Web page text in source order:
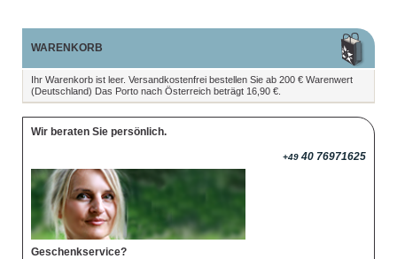
WARENKORB
Ihr Warenkorb ist leer. Versandkostenfrei bestellen Sie ab 200 € Warenwert
(Deutschland) Das Porto nach Österreich beträgt 16,90 €.
Wir beraten Sie persönlich.
+49 40 76971625
Geschenkservice?